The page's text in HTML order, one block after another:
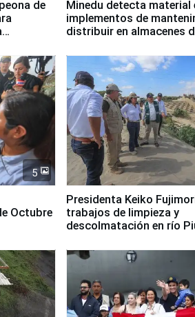
de
Minedu detecta material
implementos de
distribuir en almacenes
5
Octubre
Presidenta Keiko
trabajos de limpieza y
descolmatación en río